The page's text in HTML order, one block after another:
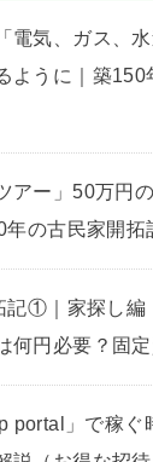
電気、ガス、
ように｜築150
アー」50万円
年の古民家開
記①｜家探し編
何円必要？固定
portal」で稼ぐ